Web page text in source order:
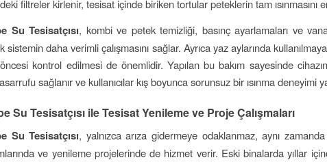
filtreler kirlenir, tesisat içinde biriken tortular peteklerin tam ısınmasını
Su Tesisatçısı, kombi ve petek temizliği, basınç ayarlamaları ve
sistemin daha verimli çalışmasını sağlar. Ayrıca yaz aylarında
kontrol edilmesi de önemlidir. Yapılan bu bakım sayesinde
sağlanır ve kullanıcılar kış boyunca sorunsuz bir ısınma deneyimi
Su Tesisatçısı ile Tesisat Yenileme ve Proje Çalışmaları
Su Tesisatçısı, yalnızca arıza gidermeye odaklanmaz, aynı
ve yenileme projelerinde de hizmet verir. Eski binalarda yıllar